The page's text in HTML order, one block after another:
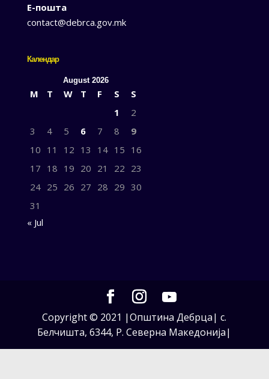
Е-пошта
contact@debrca.gov.mk
Календар
August 2026
M T W T F S
S
1
2
3
4 5 6 7 8
9
10 11 12 13 14 15 16
17 18 19 20 21 22 23
24 25 26 27 28 29 30
31
« Jul
Copyright © 2021 |Општина Дебрца| с.
Белчишта, 6344, Р. Северна Македонија|